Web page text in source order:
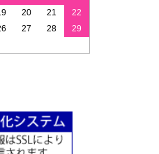
20 21
22
27 28
29